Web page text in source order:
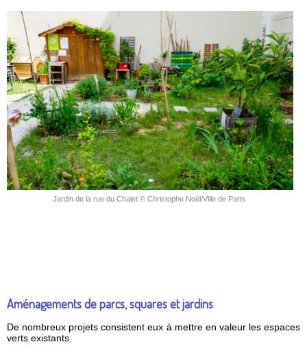
Jardin de la rue du Chalet © Christophe Noël/Ville de Paris
Aménagements de parcs, squares et jardins
De nombreux projets consistent eux à mettre en valeur les espaces
verts existants.